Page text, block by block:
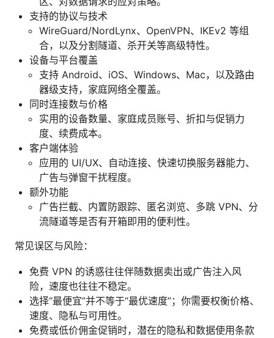
支持的协议与技术
WireGuard/NordLynx、OpenVPN、IKEv2 等组
合，以及分割隧道、杀开关等高级特性。
设备与平台覆盖
支持 Android、iOS、Windows、Mac，以及路由
器级支持，家庭网络全覆盖。
同时连接数与价格
实用的设备数量、家庭成员账号、折扣与促销力
度、续费成本。
客户端体验
应用的 UI/UX、自动连接、快速切换服务器能力、
广告与弹窗干扰程度。
额外功能
广告拦截、内置防跟踪、匿名浏览、多跳 VPN、分
流隧道等是否有开箱即用的便利性。
常见误区与风险：
免费 VPN 的诱惑往往伴随数据卖出或广告注入风
险，速度也往往不稳定。
选择“最便宜”并不等于“最优速度”；你需要权衡价格、
速度、隐私与可用性。
免费或低价佣金促销时，潜在的隐私和数据使用条款